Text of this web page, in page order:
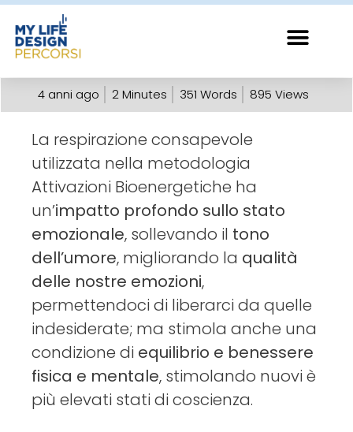
4 anni ago 2Minutes 351 Words 895 Views
La respirazione consapevole
utilizzata nella metodologia
Attivazioni Bioenergetiche ha
un’impatto profondo sullo stato
emozionale, sollevando il tono
dell’umore, migliorando la qualità
delle nostre emozioni,
permettendoci di liberarci da quelle
indesiderate; ma stimola anche una
condizione di equilibrio e benessere
fisica e mentale, stimolando nuovi è
più elevati stati di coscienza.